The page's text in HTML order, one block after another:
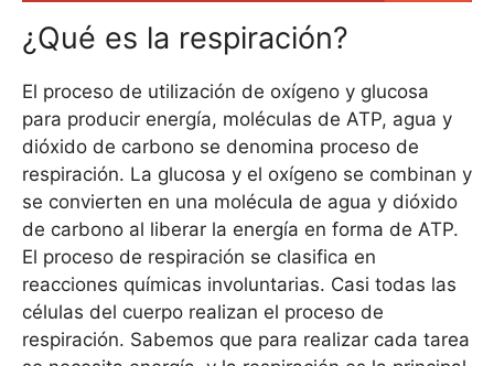
¿Qué es la respiración?
El proceso de utilización de oxígeno y glucosa
para producir energía, moléculas de ATP, agua y
dióxido de carbono se denomina proceso de
respiración. La glucosa y el oxígeno se combinan y
se convierten en una molécula de agua y dióxido
de carbono al liberar la energía en forma de ATP.
El proceso de respiración se clasifica en
reacciones químicas involuntarias. Casi todas las
células del cuerpo realizan el proceso de
respiración. Sabemos que para realizar cada tarea